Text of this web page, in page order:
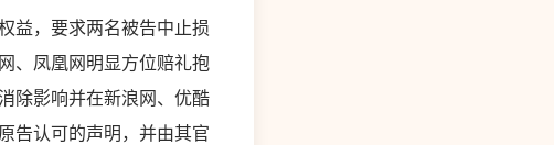
益，要求两名被告中止损
、凤凰网明显方位赔礼抱
除影响并在新浪网、优酷
告认可的声明，并由其官